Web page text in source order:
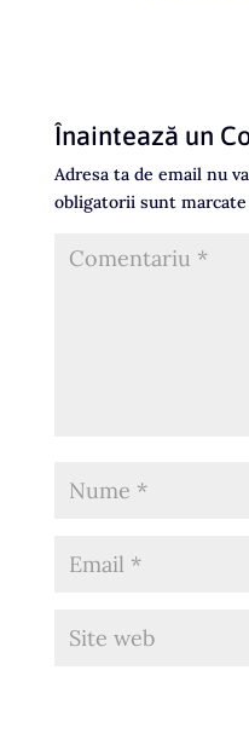
Înaintează un
Adresa ta de email nu
obligatorii sunt marcate